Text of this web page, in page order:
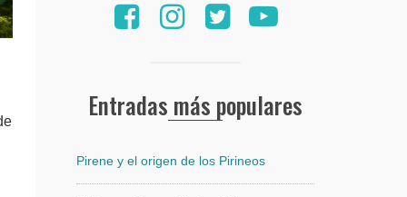
Entradas más populares
Pirene y el origen de los Pirineos